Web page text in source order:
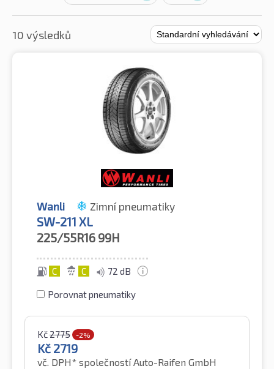
10 výsledků
Wanli Zimní pneumatiky
SW-211 XL
225/55R16 99H
C C 72 dB
Porovnat pneumatiky
Kč2775 -2%
Kč 2719
vč. DPH* společností Auto-Raifen GmbH